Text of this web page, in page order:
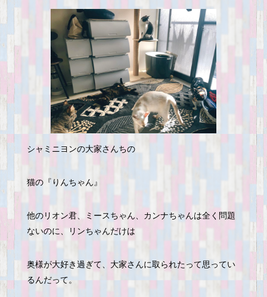
シャミニヨンの大家さんちの
猫の『りんちゃん』
他のリオン君、ミースちゃん、カンナちゃんは全く問題
ないのに、リンちゃんだけは
奥様が大好き過ぎて、大家さんに取られたって思ってい
るんだって。